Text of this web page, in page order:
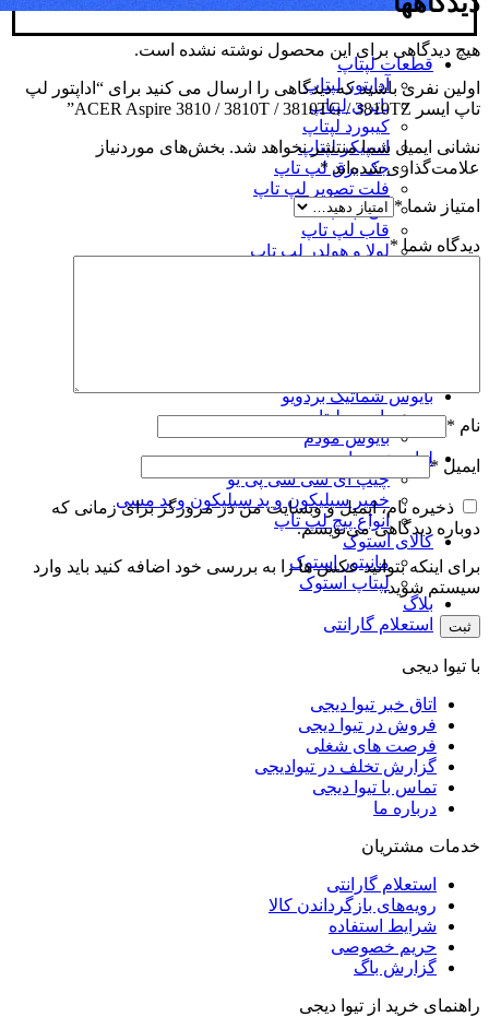
قطعات لپتاپ
آداپتور لپتاپ
باتری لپتاپ
کیبورد لپتاپ
اسپیکر لپتاپ
جک برق لپ تاپ
فلت تصویر لپ تاپ
فن لپتاپ
قاب لپ تاپ
لولا و هولدر لپ تاپ
بایوس شماتیک بردویو
بایوس لپتاپ
بایوس مودم
لوازم تعمیرات
چیپ آی سی سی پی یو
خمیر سیلیکون و پد سیلیکون و پد مسی
انواع پیچ لپ تاپ
کالای استوک
مانیتور استوک
لپتاپ استوک
بلاگ
استعلام گارانتی
هیچ دیدگاهی برای این محصول نوشته نشده است.
اولین نفری باشید که دیدگاهی را ارسال می کنید برای “اداپتور لپ
تاپ ایسر ACER Aspire 3810 / 3810T / 3810TG / 3810TZ”
نشانی ایمیل شما منتشر نخواهد شد. بخش‌های موردنیاز
علامت‌گذاری شده‌اند *
امتیاز شما*
دیدگاه شما*
نام *
ایمیل *
ذخیره نام، ایمیل و وبسایت من در مرورگر برای زمانی که
دوباره دیدگاهی می‌نویسم.
برای اینکه بتوانید عکس ها را به بررسی خود اضافه کنید باید وارد
سیستم شوید.
با تیوا دیجی
اتاق خبر تیوا دیجی
فروش در تیوا دیجی
فرصت های شغلی
گزارش تخلف در تیوادیجی
تماس با تیوا دیجی
درباره ما
خدمات مشتریان
استعلام گارانتی
رویه‌های بازگرداندن کالا
شرایط استفاده
حریم خصوصی
گزارش باگ
راهنمای خرید از تیوا دیجی